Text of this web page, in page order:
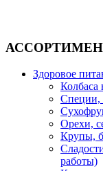
Здоровое
Колбаса
Специи,
Орехи,
Крупы,
работы)